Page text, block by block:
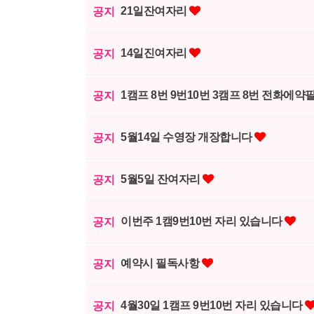
공지 21일잔여자리
공지 14일진여자리
공지 1캠프 8번 9번10번 3캠프 8번 전화에약
공지 5월14일 수영장 개장합니다
공지 5월5일 잔여자리
공지 이번주 1캠9번10번 자리 있습니다
공지 예약시 필독사항
공지 4월30일 1캠프 9번10번 자리 있습니다